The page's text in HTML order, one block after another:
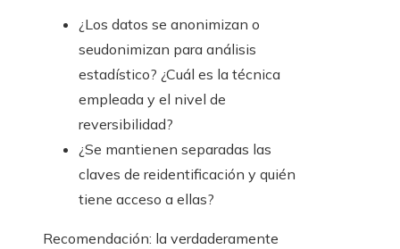
¿Los datos se anonimizan o
seudonimizan para análisis
estadístico? ¿Cuál es la técnica
empleada y el nivel de
reversibilidad?
¿Se mantienen separadas las
claves de reidentificación y quién
tiene acceso a ellas?
Recomendación: la verdaderamente